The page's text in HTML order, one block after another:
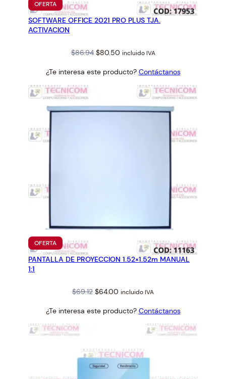
a
n
t
d
OFERTAPRODUCTO
EN
OFERTA
SOFTWARE OFFICE 2021 PRO PLUS TJA.
ACTIVACION
$86.94 Original
was:
$80.50Current
is:
$80.50.
incluido IVA
¿Te interesa este producto? Contáctanos
OFERTAPRODUCTO
EN
OFERTA
PANTALLA DE PROYECCION 1.52×1.52m MANUAL
1:1
$69.12 Original
was:
$64.00 Current
is:
incluido IVA
¿Te interesa este producto? Contáctanos